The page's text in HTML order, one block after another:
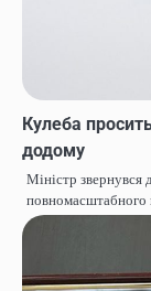
Кулеба
додому
Міністр звернувся
повномасштабного